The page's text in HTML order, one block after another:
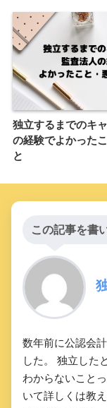
独立するまでのキ
の経験でよかった
と
この記事を書
数年前に公認会
した。 独立した
わからないこと
いて詳しくは教